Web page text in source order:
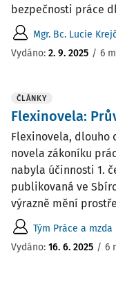
bezpečnosti práce
Mgr. Bc. Lucie
Vydáno: 2. 9. 2025 / 6
ČLÁNKY
Flexinovela:
Flexinovela, dlouho
novela zákoníku
nabyla účinnosti 1.
publikovaná ve
výrazně mění
Tým Práce a mzda
Vydáno: 16. 6. 2025 / 6